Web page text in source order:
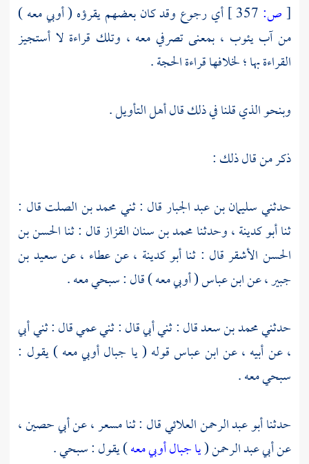
[ص:
أي رجوع وقد كان بعضهم يقرؤه ( أوبي معه )
من آب يئوب ، بمعنى تصرفي معه ، وتلك قراءة لا أستجيز
القراءة بها ؛ لخلافها قراءة الحجة .
وبنحو الذي قلنا في ذلك قال أهل التأويل .
ذكر من قال ذلك :
حدثنيسليمان بن عبد الجبارقال : ثنيمحمد بن الصلتقال :
ثناأبو كدينة ،وحدثنامحمد بن سنان القزازقال : ثناالحسن بن
الحسن الأشقرقال : ثناأبو كدينة ،عنعطاء ،عنسعيد بن
جبير ،عنابن عباس( أوبي معه ) قال : سبحي معه .
حدثنيمحمد بن سعدقال : ثني أبي قال : ثني عمي قال : ثني أبي
، عن أبيه ، عنابن عباسقوله ( يا جبال أوبي معه ) يقول :
سبحي معه .
حدثناأبو عبد الرحمن العلائيقال : ثنامسعر ،عنأبي حصين ،
عنأبي عبد الرحمن(يا جبال أوبي معه) يقول : سبحي .